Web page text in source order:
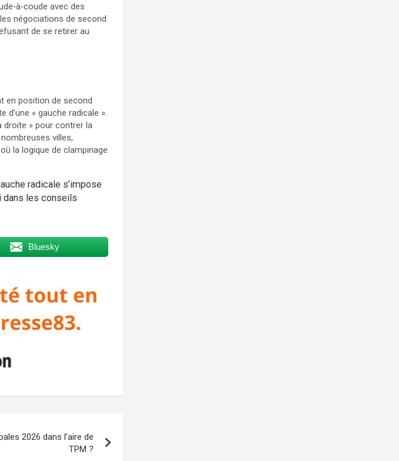
avec des
négociations de second
de se retirer au
en position de second
« gauche radicale ».
droite » pour contrer la
villes,
la logique de clampinage
radicale s’impose
dans les conseils
Bluesky
2026 dans l’aire de
TPM ?